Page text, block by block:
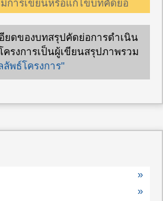
มีการเขียนหรือแก้ไขบทคัดย่อ
ยดของบทสรุปคัดย่อการดำเนิน
รงการเป็นผู้เขียนสรุปภาพรวม
ลัพธ์โครงการ"
»
»